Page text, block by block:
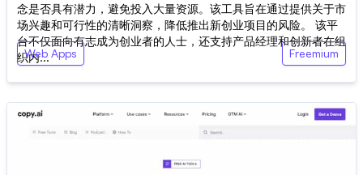
念是否具有潜力，避免投入大量资源。该工具旨在通过提供关于市
场兴趣和可行性的清晰洞察，降低推出新创业项目的风险。 该平
台不仅面向有志成为创业者的人士，还支持产品经理和创新者在组
织内...
Web Apps Freemium